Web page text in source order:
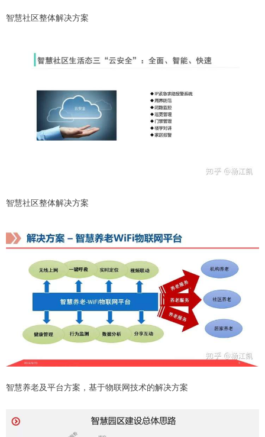
智慧社区整体解决方案
智慧社区整体解决方案
智慧养老及平台方案，基于物联网技术的解决方案